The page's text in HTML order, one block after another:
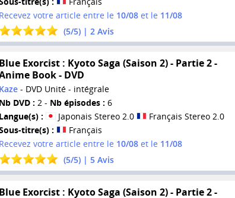
Recevez votre article entre le 10/08et le 11/08
(5/5) | 2Avis
Blue Exorcist : Kyoto Saga (Saison 2) - Partie 2 -
Book - DVD
Kaze- DVD Unité - intégrale
Nb DVD : 2 - Nb épisodes : 6
Langue(s) :
Japonais Stereo 2.0
Français Stereo 2.0
titre(s) :
Français
Recevez votre article entre le 10/08et le 11/08
(5/5) | 5Avis
Blue Exorcist : Kyoto Saga (Saison 2) - Partie 2 -